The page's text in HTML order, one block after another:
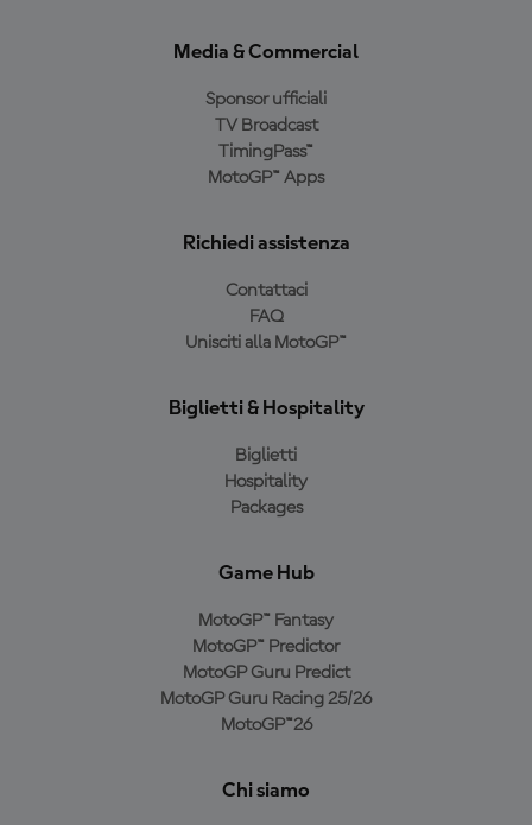
Media & Commercial
Sponsor ufficiali
TV Broadcast
TimingPass™
MotoGP™ Apps
Richiedi assistenza
Contattaci
FAQ
Unisciti alla MotoGP™
Biglietti & Hospitality
Biglietti
Hospitality
Packages
Game Hub
MotoGP™ Fantasy
MotoGP™ Predictor
MotoGP Guru Predict
MotoGP Guru Racing 25/26
MotoGP™26
Chi siamo